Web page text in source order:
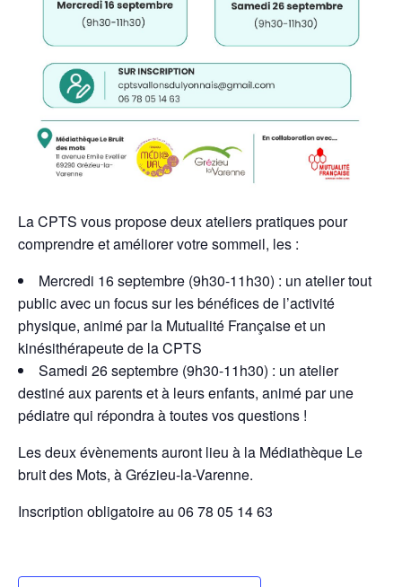
La CPTS vous propose deux ateliers pratiques pour
comprendre et améliorer votre sommeil, les :
Mercredi 16 septembre (9h30-11h30) : un atelier tout
public avec un focus sur les bénéfices de l’activité
physique, animé par la Mutualité Française et un
kinésithérapeute de la CPTS
Samedi 26 septembre (9h30-11h30) : un atelier
destiné aux parents et à leurs enfants, animé par une
pédiatre qui répondra à toutes vos questions !
Les deux évènements auront lieu à la Médiathèque Le
bruit des Mots, à Grézieu-la-Varenne.
Inscription obligatoire au 06 78 05 14 63